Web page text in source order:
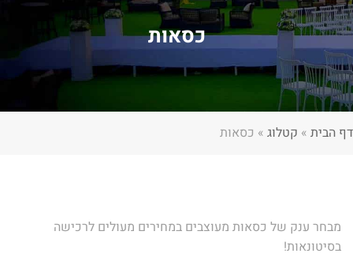
כסאות
דף הבית » קטלוג » כסאות
מבחר ענק של כסאות מעוצבים במחירים מעולים לרכישה
בסיטונאות!